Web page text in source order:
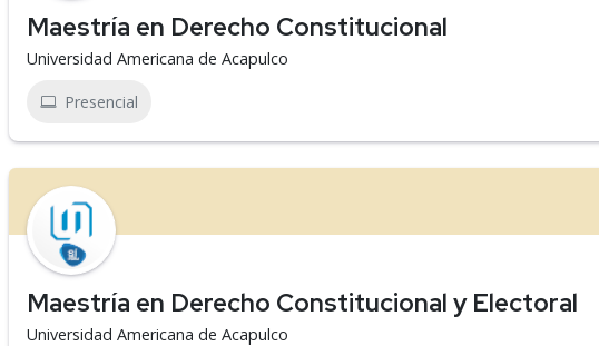
Maestría en Derecho Constitucional
Universidad Americana de Acapulco
Presencial
Maestría en Derecho Constitucional y Electoral
Universidad Americana de Acapulco